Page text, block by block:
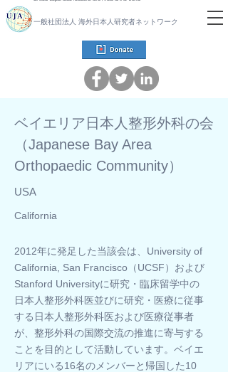
一般社団法人 海外日本人研究者ネットワーク
ベイエリア日本人整形外科の会
（Japanese Bay Area
Orthopaedic Community）
USA
California
2012年に発足した当該会は、University of
California, San Francisco（UCSF）および
Stanford Universityに研究・臨床留学中の
日本人整形外科医並びに研究・医療に従事
する日本人整形外科医および医療従事者
が、整形外科の国際交流の推進に寄与する
ことを目的として活動しています。ベイエ
リアにいる16名のメンバーと帰国した10